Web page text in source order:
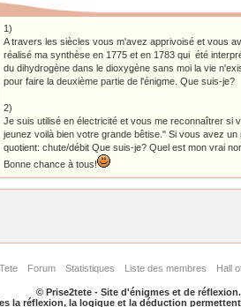
1)
A travers les siècles vous m'avez apprivoisé et vous
réalisé ma synthèse en 1775 et en 1783 qui été
du dihydrogène dans le dioxygène sans moi la vie
pour faire la deuxième partie de l'énigme. Que suis-je?
2)
Je suis utilisé en électricité et vous me reconnaîtrer si
jeunez voilà bien votre grande bêtise." Si vous avez
quotient: chute/débit Que suis-je? Quel est mon vrai
Bonne chance à tous!
Forum Statistiques Liste des membres Hall
© Prise2tete - Site d'énigmes et de réflexion.
la réflexion, la logique et la déduction